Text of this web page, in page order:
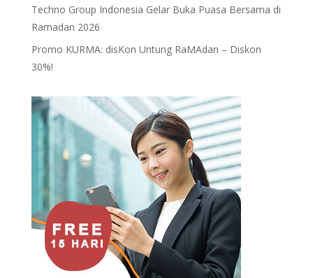
Techno Group Indonesia Gelar Buka Puasa Bersama di
Ramadan 2026
Promo KURMA: disKon Untung RaMAdan – Diskon
30%!